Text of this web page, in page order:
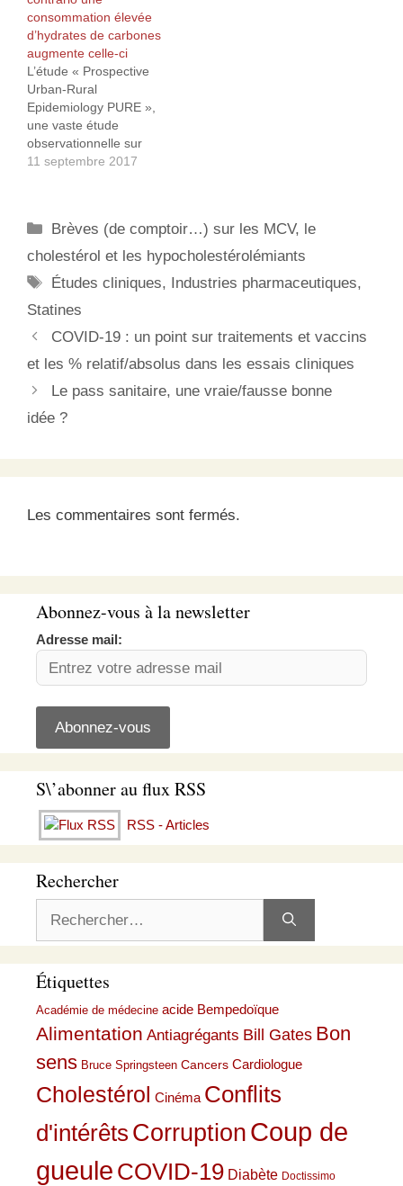
article2 où j’y…
consommation élevée
d’hydrates de carbones
augmente celle-ci
L’étude « Prospective
Urban-Rural
Epidemiology PURE »,
une vaste étude
observationnelle sur
l’impact des sucres et des
(CV) démontre que non
seulement des apports
notamment en graisses
animales diminueraient le
aussi que des apports…
11 septembre 2017
Catégories
Brèves (de comptoir…) sur les MCV, le
cholestérol et les hypocholestérolémiants
Étiquettes
Études cliniques, Industries pharmaceutiques,
Statines
COVID-19 : un point sur traitements et vaccins
et les % relatif/absolus dans les essais cliniques
Le pass sanitaire, une vraie/fausse bonne
idée ?
Les commentaires sont fermés.
Abonnez-vous à la newsletter
Adresse mail:
S\’abonner au flux RSS
RSS - Articles
Rechercher
Étiquettes
Académie de médecine acide Bempedoïque
Alimentation Antiagrégants Bill Gates Bon
sens Bruce Springsteen Cancers Cardiologue
Cholestérol Cinéma Conflits
d'intérêts CorruptionCoup de
gueule COVID-19 Diabète Doctissimo